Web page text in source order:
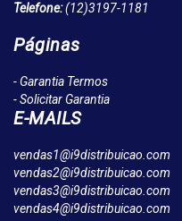
Telefone:(12)3197-1181
Páginas
- Garantia Termos
- Solicitar Garantia
E-MAILS
vendas1@i9distribuicao.com
vendas2@i9distribuicao.com
vendas3@i9distribuicao.com
vendas4@i9distribuicao.com